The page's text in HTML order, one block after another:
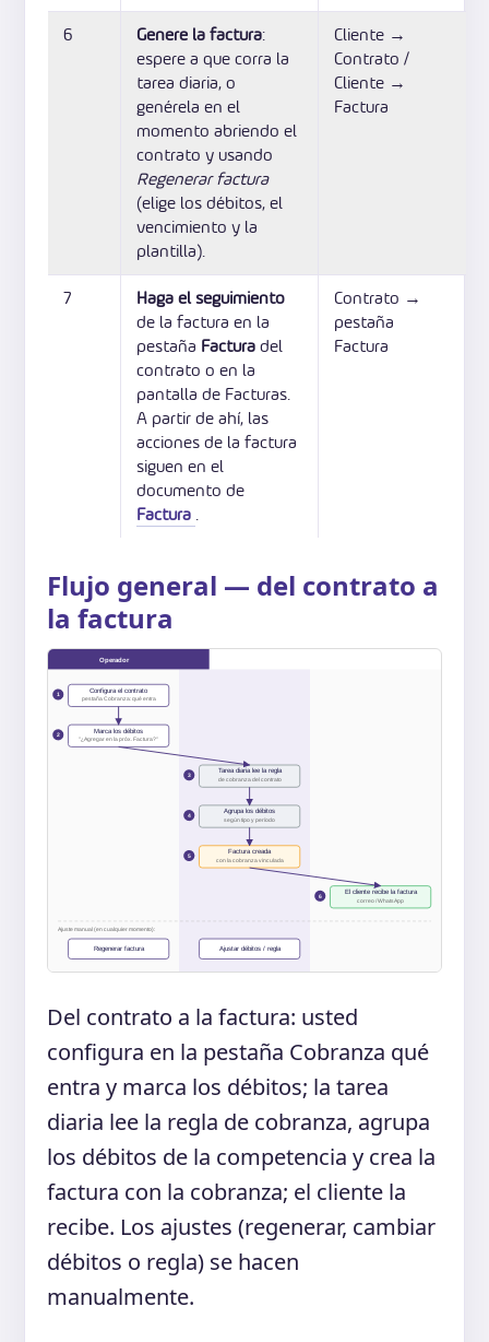
6 Genere la factura:
espere a que corra la
tarea diaria, o
genérela en el
momento abriendo el
contrato y usando
Regenerar factura
(elige los débitos, el
vencimiento y la
plantilla).
Cliente →
Contrato /
Cliente →
Factura
7
Haga el seguimiento
de la factura en la
pestaña Facturadel
contrato o en la
pantalla de Facturas.
A partir de ahí, las
acciones de la factura
siguen en el
documento de
Factura .
Contrato →
pestaña
Factura
Flujo general — del contrato a
la factura
Operador
1
Configura el contrato
pestaña Cobranza: qué entra
2
Marca los débitos
"¿Agregar en la próx. Factura?"
3 Tarea diaria lee la regla
de cobranza del contrato
4
Agrupa los débitos
según tipo y período
5
Factura creada
con la cobranza vinculada
6
El cliente recibe la factura
correo / WhatsApp
Ajuste manual (en cualquier momento):
Regenerar factura Ajustar débitos / regla
Del contrato a la factura: usted
configura en la pestaña Cobranza qué
entra y marca los débitos; la tarea
diaria lee la regla de cobranza, agrupa
los débitos de la competencia y crea la
factura con la cobranza; el cliente la
recibe. Los ajustes (regenerar, cambiar
débitos o regla) se hacen
manualmente.